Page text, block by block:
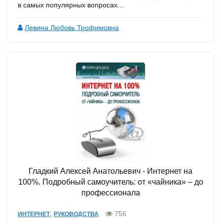
в самых популярных вопросах...
Левина Любовь Трофимовна
Гладкий Алексей Анатольевич - Интернет на
100%. Подробный самоучитель: от «чайника» – до
профессионала
ИНТЕРНЕТ, РУКОВОДСТВА
756